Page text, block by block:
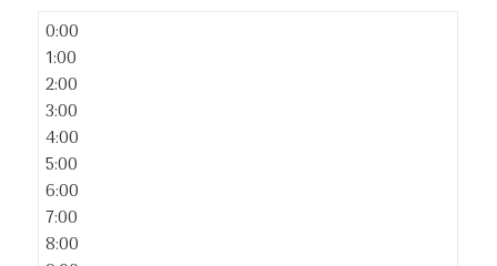
0:00
1:00
2:00
3:00
4:00
5:00
6:00
7:00
8:00